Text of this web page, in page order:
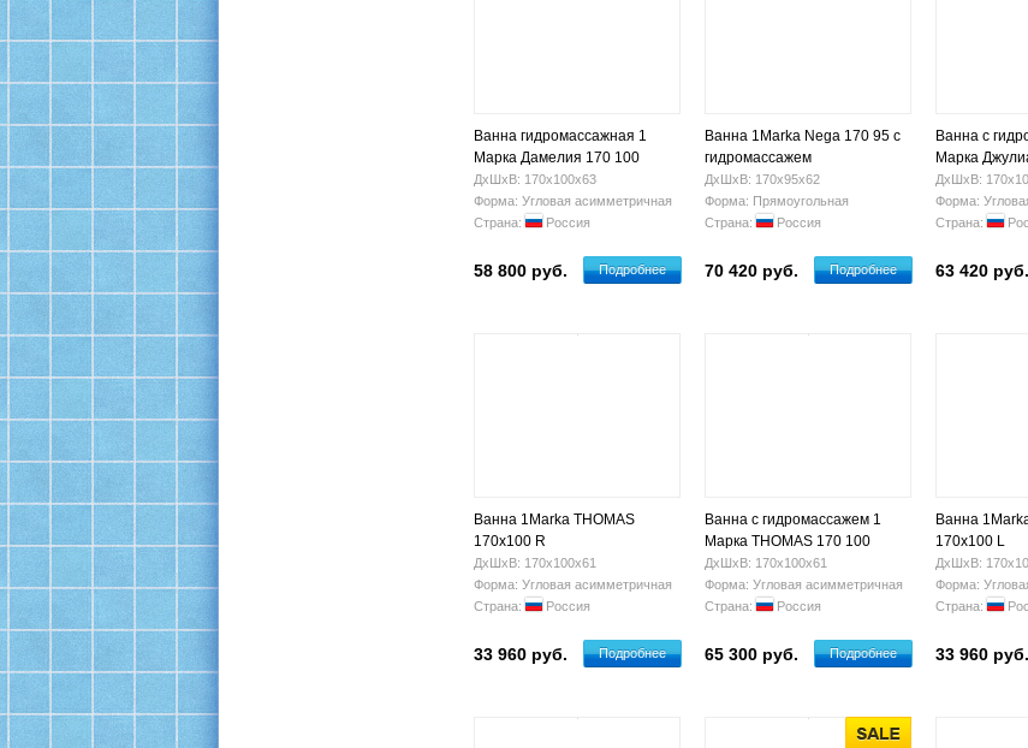
Ванна гидромассажная 1
Марка Дамелия 170 100
(левая)
ДхШхВ: 170х100х63
Форма: Угловая асимметричная
Страна:
Россия
58 800 руб. Подробнее
Ванна 1Marka Nega 170 95 с
гидромассажем
ДхШхВ: 170х95х62
Форма: Прямоугольная
Страна:
Россия
70 420 руб. Подробнее
Ванна с
Марка
(правая)
ДхШхВ:
Форма:
Страна:
63 420 руб.
Ванна 1Marka THOMAS
170х100 R
ДхШхВ: 170х100х61
Форма: Угловая асимметричная
Страна:
Россия
33 960 руб. Подробнее
Ванна с гидромассажем 1
Марка THOMAS 170 100
(правая)
ДхШхВ: 170х100х61
Форма: Угловая асимметричная
Страна:
Россия
65 300 руб. Подробнее
Ванна
170х100 L
ДхШхВ:
Форма:
Страна:
33 960 руб.